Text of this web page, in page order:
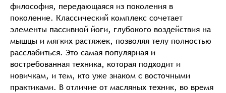
философия, передающаяся из поколения в
поколение. Классический комплекс сочетает
элементы пассивной йоги, глубокого воздействия на
мышцы и мягких растяжек, позволяя телу полностью
расслабиться. Это самая популярная и
востребованная техника, которая подходит и
новичкам, и тем, кто уже знаком с восточными
практиками. В отличие от масляных техник, во время